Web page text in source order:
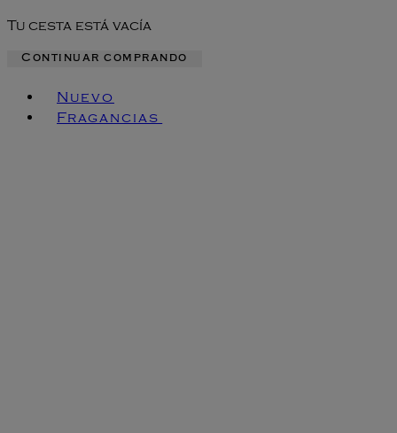
Tu cesta está vacía
Continuar comprando
Nuevo
Fragancias